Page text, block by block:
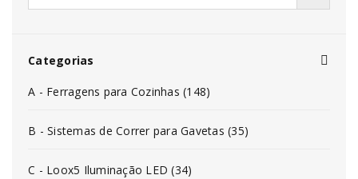
Categorias
A - Ferragens para Cozinhas (148)
B - Sistemas de Correr para Gavetas (35)
C - Loox5 Iluminação LED (34)